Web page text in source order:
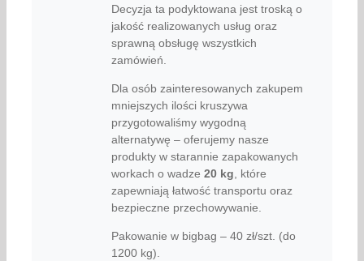
Decyzja ta podyktowana jest troską o
jakość realizowanych usług oraz
sprawną obsługę wszystkich
zamówień.
Dla osób zainteresowanych zakupem
mniejszych ilości kruszywa
przygotowaliśmy wygodną
alternatywę – oferujemy nasze
produkty w starannie zapakowanych
workach o wadze 20 kg, które
zapewniają łatwość transportu oraz
bezpieczne przechowywanie.
Pakowanie w bigbag – 40 zł/szt. (do
1200 kg).